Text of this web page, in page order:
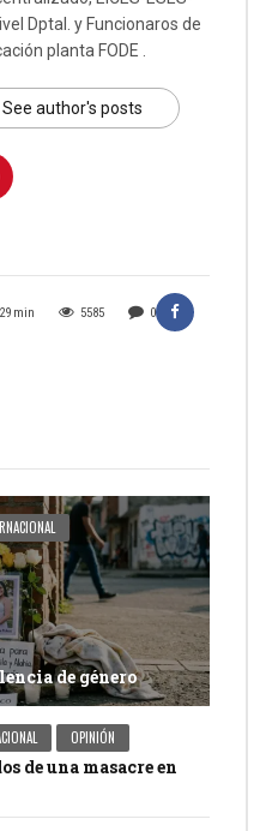
29 min 5585 0
de género
OPINIÓN
de una masacre en
Dptal. y Funcionaros de
planta FODE .
See author's posts